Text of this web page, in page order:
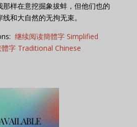
样在意挖掘象拔蚌，但他们也的
和大自然的无拘无束。
继续阅读簡體字 Simplified
字 Traditional Chinese